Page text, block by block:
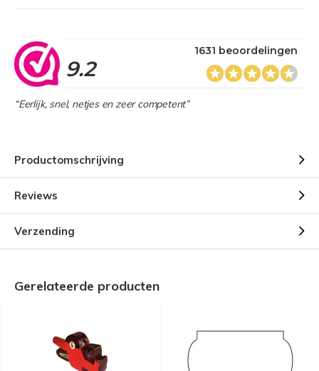
9.2
1631 beoordelingen
“Eerlijk, snel, netjes en zeer competent”
Productomschrijving
Reviews
Verzending
Gerelateerde producten